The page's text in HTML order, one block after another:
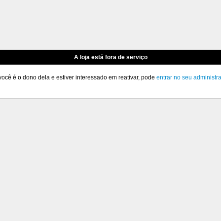
A loja está fora de serviço
é o dono dela e estiver interessado em reativar, pode entrar no seu